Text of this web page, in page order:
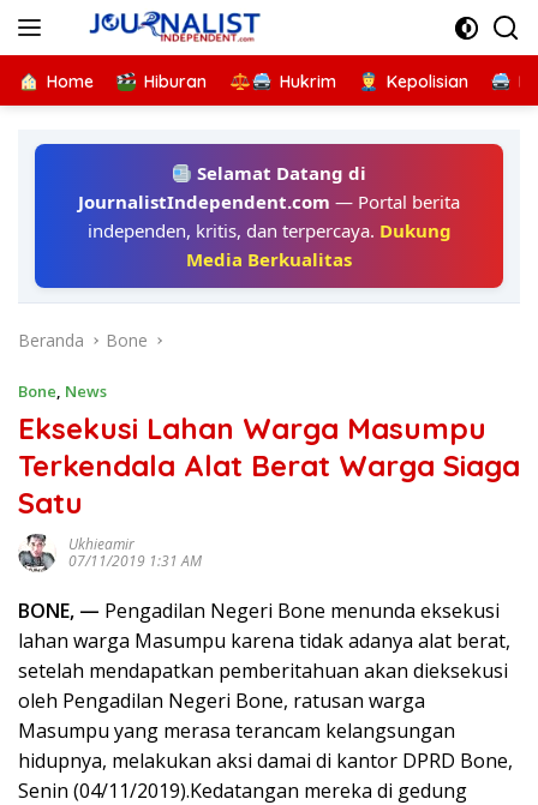
Home Hiburan Hukrim Kepolisian
Selamat Datang di
JournalistIndependent.com — Portal berita
independen, kritis, dan terpercaya. Dukung
Media Berkualitas
Beranda Bone
Bone, News
Eksekusi Lahan Warga Masumpu
Terkendala Alat Berat Warga Siaga
Satu
Ukhieamir
07/11/2019 1:31 AM
BONE, — Pengadilan Negeri Bone menunda eksekusi
lahan warga Masumpu karena tidak adanya alat berat,
setelah mendapatkan pemberitahuan akan dieksekusi
oleh Pengadilan Negeri Bone, ratusan warga
Masumpu yang merasa terancam kelangsungan
hidupnya, melakukan aksi damai di kantor DPRD Bone,
Senin (04/11/2019).Kedatangan mereka di gedung